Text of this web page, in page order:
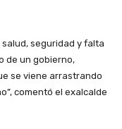
salud, seguridad y falta
de un gobierno,
se viene arrastrando
comentó el exalcalde